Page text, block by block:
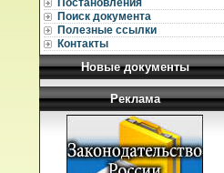
Постановления
Поиск документа
Полезные ссылки
Контакты
Новые документы
Реклама